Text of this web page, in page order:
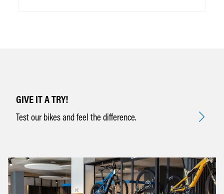
GIVE IT A TRY!
Test our bikes and feel the difference.